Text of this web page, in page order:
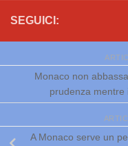
SEGUICI:
Monaco non
prudenza mentre
A Monaco serve un